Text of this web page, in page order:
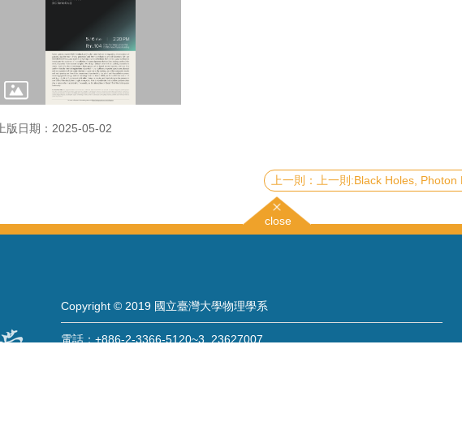
上版日期：2025-05-02
上一則:Black Holes, Photon Rings, Quasinormal Modes, and Chaos: A Unified View via
close
Copyright © 2019 國立臺灣大學物理學系
電話：+886-2-3366-5120~3 23627007